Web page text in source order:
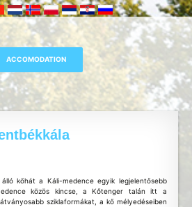
kőhát a Káli-medence egyik legjelentősebb
közös kincse, a Kőtenger talán itt a
sziklaformákat, a kő mélyedéseiben